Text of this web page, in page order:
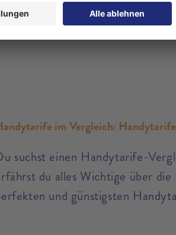
Zeit oft günstiger
bessere Wahl.
im Vergleich:
suchst einen Handytarife-
du alles Wichtige über
und günstigsten